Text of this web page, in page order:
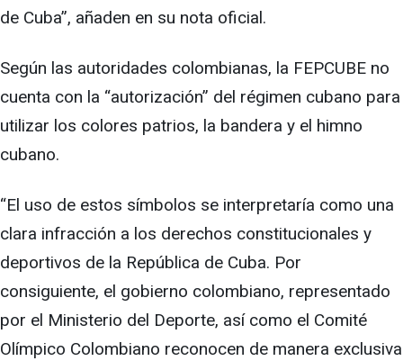
de Cuba”, añaden en su nota oficial.
Según las autoridades colombianas, la FEPCUBE no
cuenta con la “autorización” del régimen cubano para
utilizar los colores patrios, la bandera y el himno
cubano.
“El uso de estos símbolos se interpretaría como una
clara infracción a los derechos constitucionales y
deportivos de la República de Cuba. Por
consiguiente, el gobierno colombiano, representado
por el Ministerio del Deporte, así como el Comité
Olímpico Colombiano reconocen de manera exclusiva